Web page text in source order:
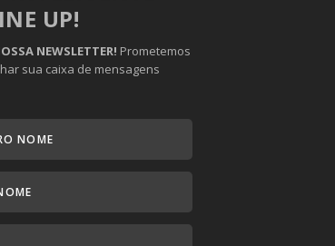
UP!
NEWSLETTER! Prometemos
sua caixa de mensagens